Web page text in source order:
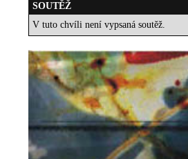
SOUTĚŽ
V tuto chvíli není vypsaná soutěž.